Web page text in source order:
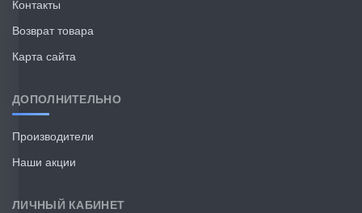
Контакты
Возврат товара
Карта сайта
ДОПОЛНИТЕЛЬНО
Производители
Наши акции
ЛИЧНЫЙ КАБИНЕТ